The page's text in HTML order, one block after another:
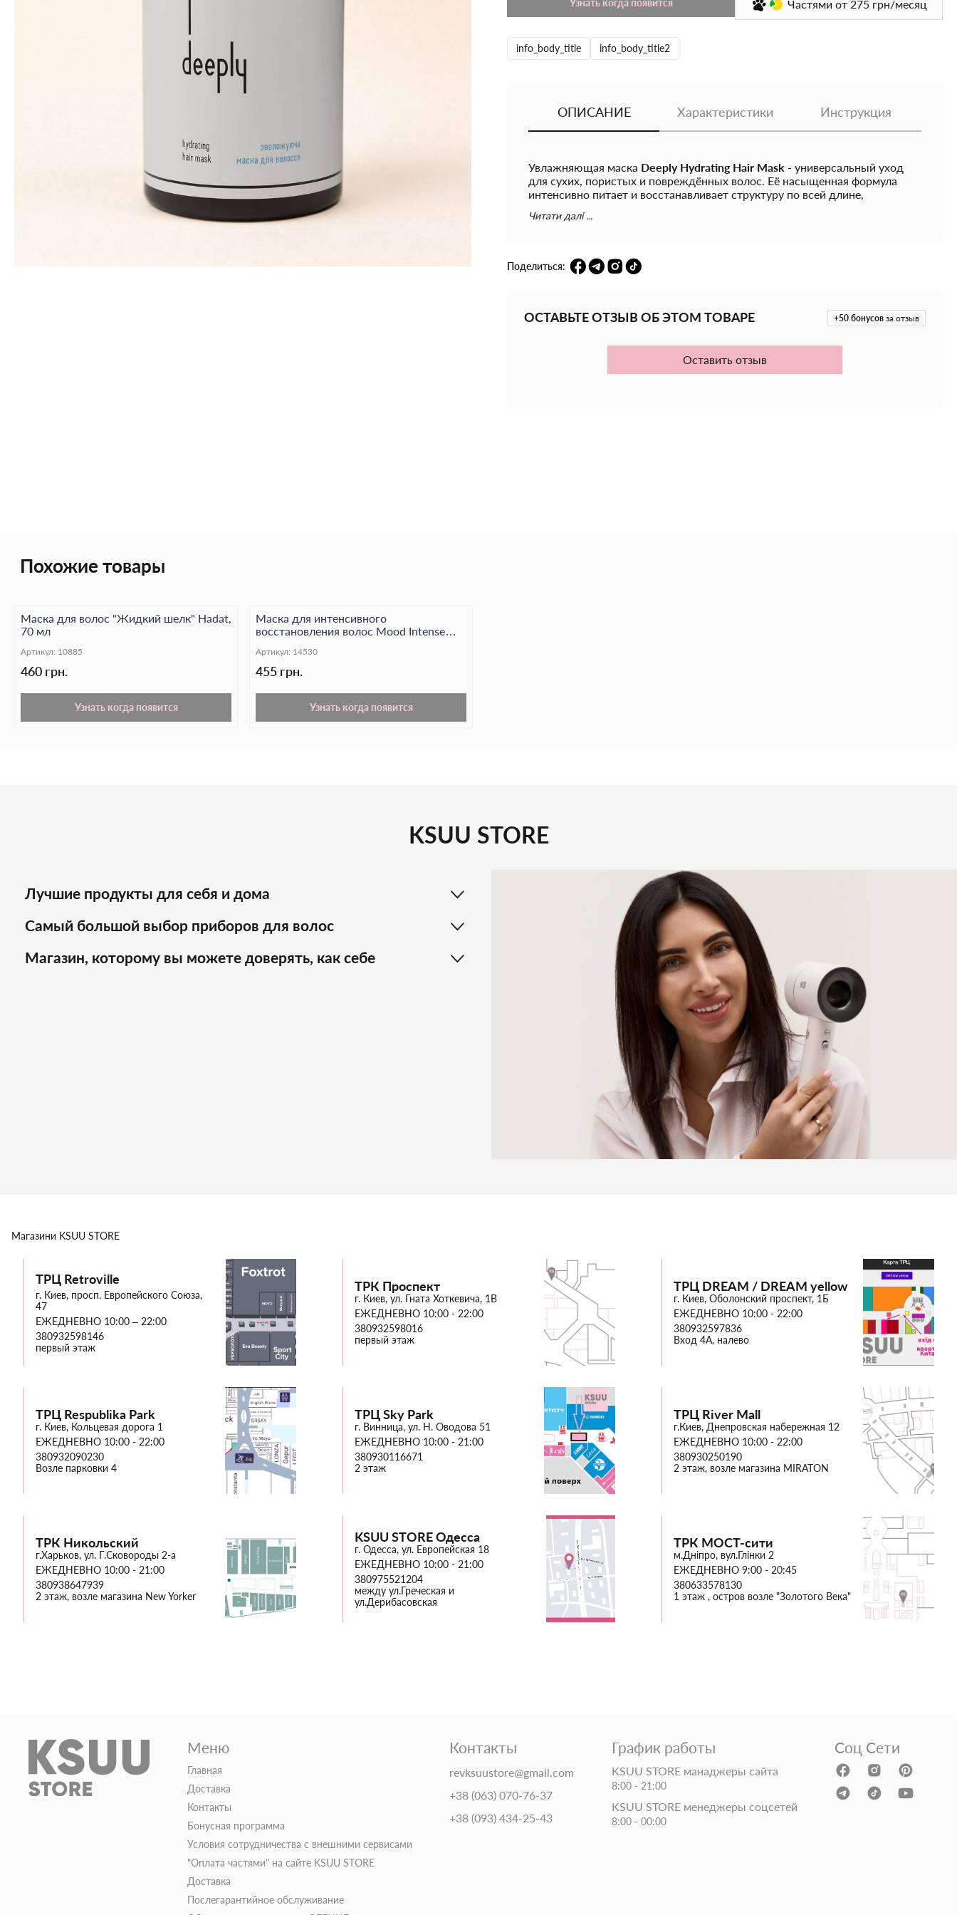
Узнать когда появится Частями от 275 грн/месяц
info_body_title info_body_title2
ОПИСАНИЕ Характеристики Инструкция
Увлажняющая маска Deeply Hydrating Hair Mask - универсальный уход
для сухих, пористых и повреждённых волос. Её насыщенная формула
интенсивно питает и восстанавливает структуру по всей длине,
кислотами. Они глубоко питают волосы, уменьшают пористость и
предотвращают ломкость.
Благодаря кондиционирующим компонентам маску можно использовать
не только как интенсивный уход, но ив качестве кондиционера для
Результат - глубокое увлажнение, шелковистость и ухоженный вид даже
Читати далі ...
Поделиться:
+50 бонусов за отзыв
ОСТАВЬТЕ ОТЗЫВ ОБ ЭТОМ ТОВАРЕ
Оставить отзыв
Похожие товары
Маска для волос "Жидкий шелк" Hadat,
70 мл
Артикул: 10885
460 грн.
Узнать когда появится
Маска для интенсивного
восстановления волос Mood Intense
Артикул: 14530
455 грн.
Узнать когда появится
KSUU STORE
Лучшие продукты для себя и дома
Самый большой выбор приборов для волос
Магазин, которому вы можете доверять, как себе
Магазини KSUU STORE
ТРЦ Retroville
г. Киев, просп. Европейского Союза,
47
ЕЖЕДНЕВНО 10:00 – 22:00
380932598146
первый этаж
ТРК Проспект
г. Киев, ул. Гната Хоткевича, 1В
ЕЖЕДНЕВНО 10:00 - 22:00
380932598016
первый этаж
ТРЦ DREAM / DREAM yellow
г. Киев, Оболонский проспект, 1Б
ЕЖЕДНЕВНО 10:00 - 22:00
380932597836
Вход 4А, налево
ТРЦ Respublika Park
г. Киев, Кольцевая дорога 1
ЕЖЕДНЕВНО 10:00 - 22:00
380932090230
Возле парковки 4
ТРЦ Sky Park
г. Винница, ул. Н. Оводова 51
ЕЖЕДНЕВНО 10:00 - 21:00
380930116671
2 этаж
ТРЦ River Mall
г.Киев, Днепровская набережная 12
ЕЖЕДНЕВНО 10:00 - 22:00
380930250190
2 этаж, возле магазина MIRATON
ТРК Никольский
г.Харьков, ул. Г.Сковороды 2-а
ЕЖЕДНЕВНО 10:00 - 21:00
380938647939
2 этаж, возле магазина New Yorker
KSUU STORE Одесса
г. Одесса, ул. Европейская 18
ЕЖЕДНЕВНО 10:00 - 21:00
380975521204
между ул.Греческая и
ул.Дерибасовская
ТРК МОСТ-сити
м.Дніпро, вул.Глінки 2
ЕЖЕДНЕВНО 9:00 - 20:45
380633578130
1 этаж , остров возле "Золотого Века"
Меню
Главная
Доставка
Контакты
Бонусная программа
Условия сотрудничества с внешними сервисами
"Оплата частями" на сайте KSUU STORE
Доставка
Послегарантийное обслуживание
Контакты
revksuustore@gmail.com
+38 (063) 070-76-37
+38 (093) 434-25-43
График работы
KSUU STORE манаджеры сайта
8:00 - 21:00
KSUU STORE менеджеры соцсетей
8:00 - 00:00
Соц Сети